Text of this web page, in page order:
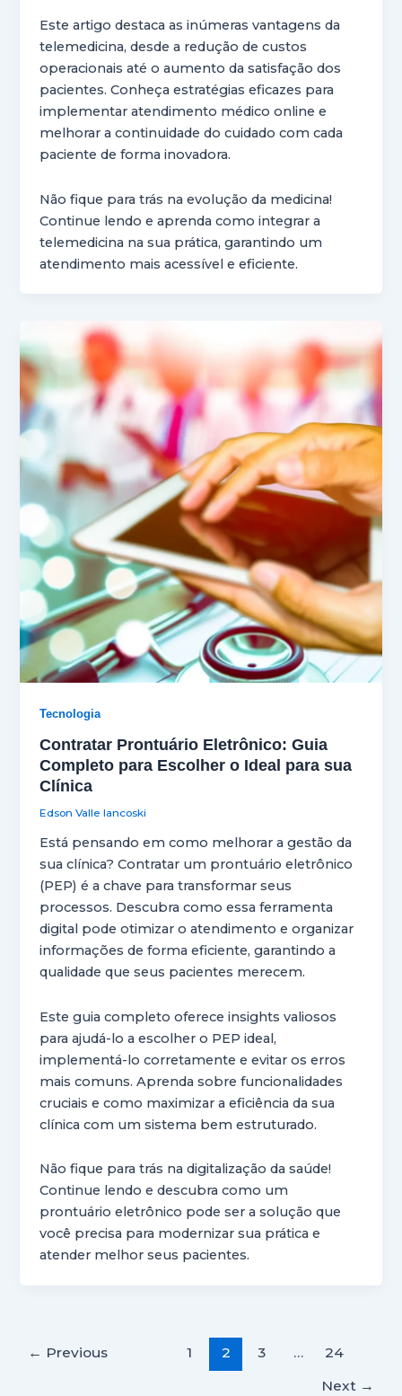
Este artigo destaca as inúmeras vantagens da
telemedicina, desde a redução de custos
operacionais até o aumento da satisfação dos
pacientes. Conheça estratégias eficazes para
implementar atendimento médico online e
melhorar a continuidade do cuidado com cada
paciente de forma inovadora.
Não fique para trás na evolução da medicina!
Continue lendo e aprenda como integrar a
telemedicina na sua prática, garantindo um
atendimento mais acessível e eficiente.
Tecnologia
Contratar Prontuário Eletrônico: Guia
Completo para Escolher o Ideal para sua
Clínica
Edson Valle Iancoski
Está pensando em como melhorar a gestão da
sua clínica? Contratar um prontuário eletrônico
(PEP) é a chave para transformar seus
processos. Descubra como essa ferramenta
digital pode otimizar o atendimento e organizar
informações de forma eficiente, garantindo a
qualidade que seus pacientes merecem.
Este guia completo oferece insights valiosos
para ajudá-lo a escolher o PEP ideal,
implementá-lo corretamente e evitar os erros
mais comuns. Aprenda sobre funcionalidades
cruciais e como maximizar a eficiência da sua
clínica com um sistema bem estruturado.
Não fique para trás na digitalização da saúde!
Continue lendo e descubra como um
prontuário eletrônico pode ser a solução que
você precisa para modernizar sua prática e
atender melhor seus pacientes.
← Previous 1 2 3 …
24
Next →